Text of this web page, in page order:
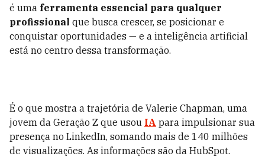
é uma ferramenta essencial para qualquer
profissional que busca crescer, se posicionar e
conquistar oportunidades — e a inteligência artificial
está no centro dessa transformação.
É o que mostra a trajetória de Valerie Chapman, uma
jovem da Geração Z que usou IA para impulsionar sua
presença no LinkedIn, somando mais de 140 milhões
de visualizações. As informações são da HubSpot.